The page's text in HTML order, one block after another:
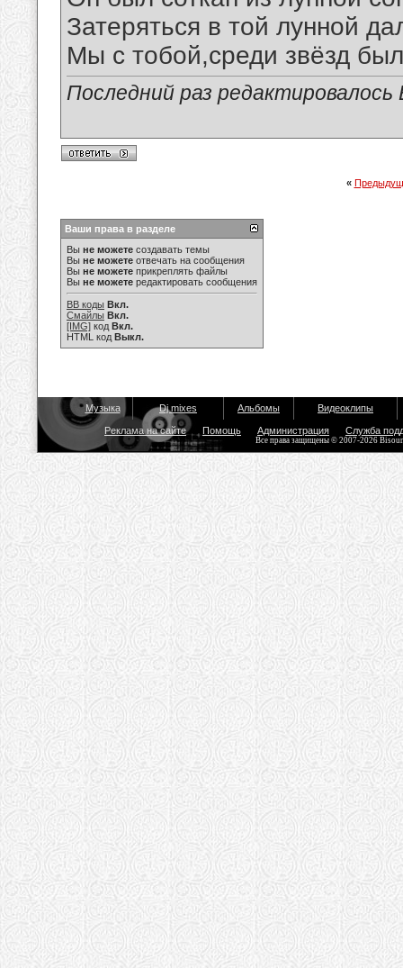
Затеряться в той лунной
Мы с тобой,среди звёзд
Последний раз
«
Ваши права в разделе
Вы не можете создавать темы
Вы не можете отвечать на сообщения
Вы не можете прикреплять файлы
Вы не можете редактировать сообщения
BB коды Вкл.
Смайлы Вкл.
[IMG] код Вкл.
HTML код Выкл.
Музыка Dj mixes Альбомы Видеоклипы
Реклама на сайте Помощь Администрация Служба
Все права защищены © 2007-2026